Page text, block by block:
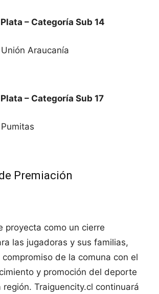
– Categoría Sub 14
Araucanía
– Categoría Sub 17
Premiación
proyecta como un cierre
las jugadoras y sus familias,
de la comuna con el
y promoción del deporte
Traiguencity.cl continuará